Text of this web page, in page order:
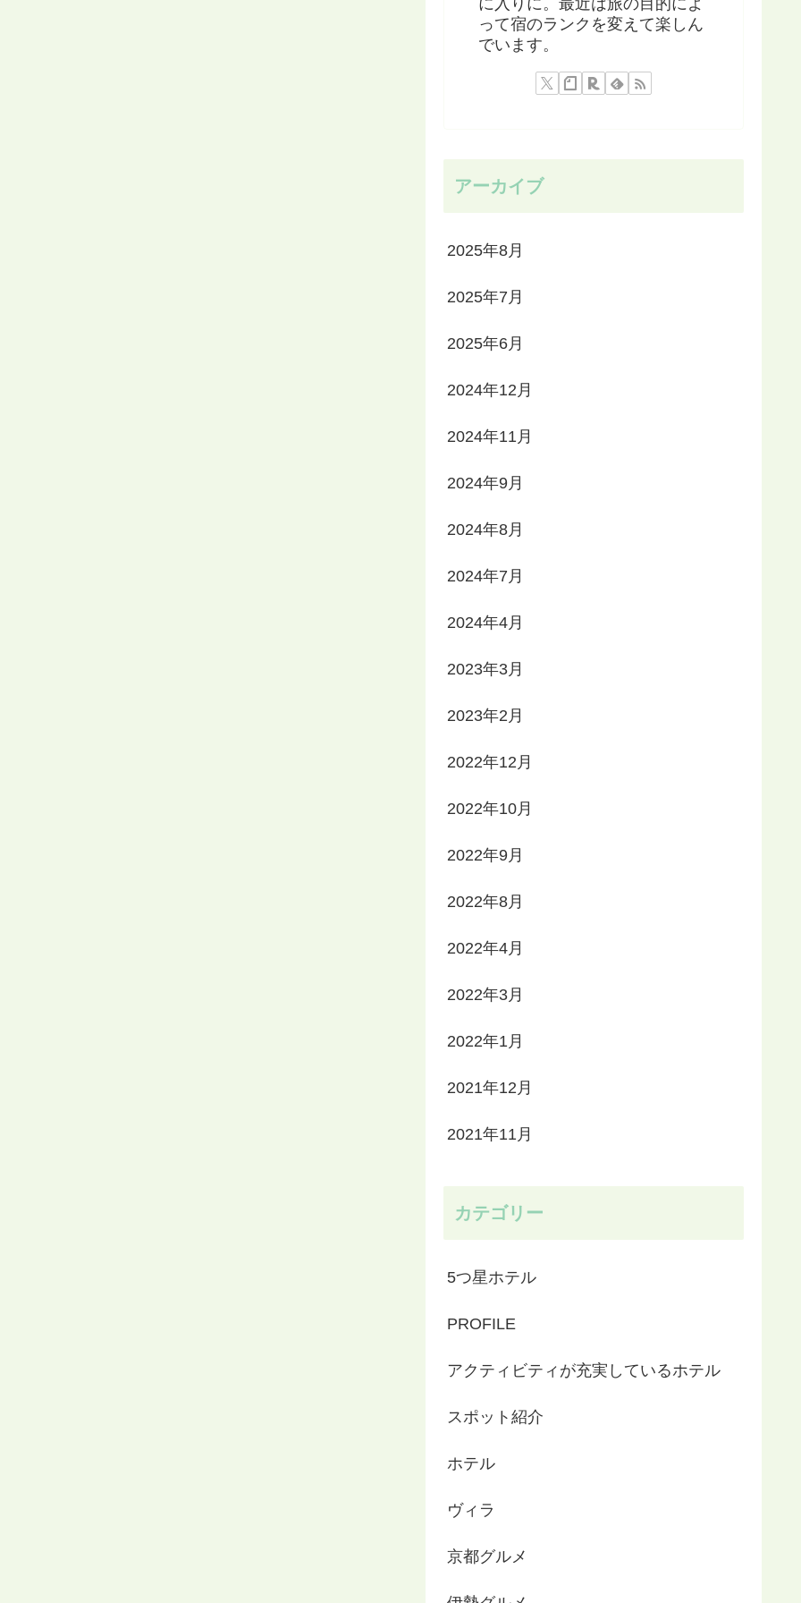
に入りに。最近は旅の目的によ
って宿のランクを変えて楽しん
でいます。
アーカイブ
2025年8月
2025年7月
2025年6月
2024年12月
2024年11月
2024年9月
2024年8月
2024年7月
2024年4月
2023年3月
2023年2月
2022年12月
2022年10月
2022年9月
2022年8月
2022年4月
2022年3月
2022年1月
2021年12月
2021年11月
カテゴリー
5つ星ホテル
PROFILE
アクティビティが充実しているホテル
スポット紹介
ホテル
ヴィラ
京都グルメ